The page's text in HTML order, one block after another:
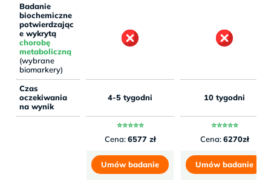
Badanie
biochemiczne
potwierdzając
e wykrytą
chorobę
metaboliczną
(wybrane
biomarkery)
Czas
oczekiwania
na wynik
4-5 tygodni 10 tygodni
⭐⭐⭐⭐⭐
Cena:6577 zł
⭐⭐⭐⭐⭐
Cena:6270zł
Umów badanie Umów badanie